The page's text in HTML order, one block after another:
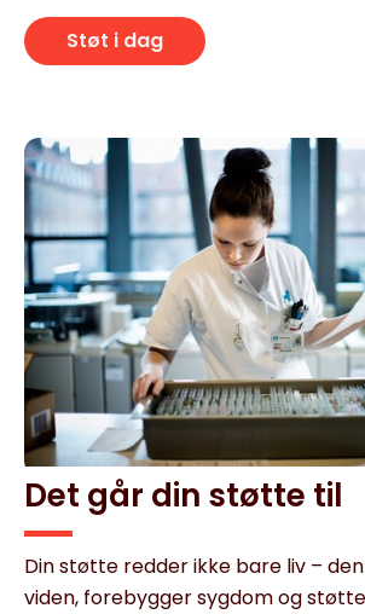
Støt i dag
Det går din støtte til
Din støtte redder ikke bare liv –
viden, forebygger sygdom og